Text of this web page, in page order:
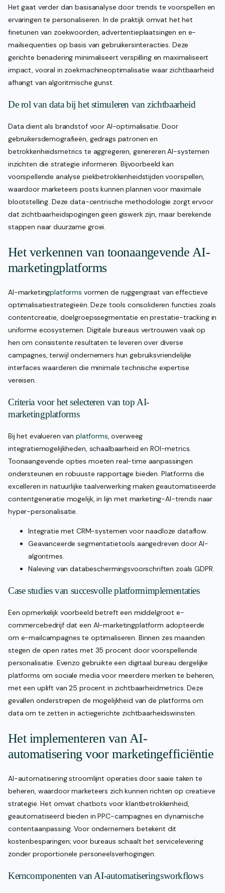
Het gaat verder dan basisanalyse door trends te voorspellen en
ervaringen te personaliseren. In de praktijk omvat het het
finetunen van zoekwoorden, advertentieplaatsingen en e-
mailsequenties op basis van gebruikersinteracties. Deze
gerichte benadering minimaliseert verspilling en maximaliseert
impact, vooral in zoekmachineoptimalisatie waar zichtbaarheid
afhangt van algoritmische gunst.
De rol van data bij het stimuleren van zichtbaarheid
Data dient als brandstof voor AI-optimalisatie. Door
gebruikersdemografieën, gedrags patronen en
betrokkenheidsmetrics te aggregeren, genereren AI-systemen
inzichten die strategie informeren. Bijvoorbeeld kan
voorspellende analyse piekbetrokkenheidstijden voorspellen,
waardoor marketeers posts kunnen plannen voor maximale
blootstelling. Deze data-centrische methodologie zorgt ervoor
dat zichtbaarheidspogingen geen giswerk zijn, maar berekende
stappen naar duurzame groei.
Het verkennen van toonaangevende AI-
marketingplatforms
AI-marketingplatforms vormen de ruggengraat van effectieve
optimalisatiestrategieën. Deze tools consolideren functies zoals
contentcreatie, doelgroepssegmentatie en prestatie-tracking in
uniforme ecosystemen. Digitale bureaus vertrouwen vaak op
hen om consistente resultaten te leveren over diverse
campagnes, terwijl ondernemers hun gebruiksvriendelijke
interfaces waarderen die minimale technische expertise
vereisen.
Criteria voor het selecteren van top AI-
marketingplatforms
Bij het evalueren van platforms, overweeg
integratiemogelijkheden, schaalbaarheid en ROI-metrics.
Toonaangevende opties moeten real-time aanpassingen
ondersteunen en robuuste rapportage bieden. Platforms die
excelleren in natuurlijke taalverwerking maken geautomatiseerde
contentgeneratie mogelijk, in lijn met marketing-AI-trends naar
hyper-personalisatie.
Integratie met CRM-systemen voor naadloze dataflow.
Geavanceerde segmentatietools aangedreven door AI-
algoritmes.
Naleving van databeschermingsvoorschriften zoals GDPR.
Case studies van succesvolle platformimplementaties
Een opmerkelijk voorbeeld betreft een middelgroot e-
commercebedrijf dat een AI-marketingplatform adopteerde
om e-mailcampagnes te optimaliseren. Binnen zes maanden
stegen de open rates met 35 procent door voorspellende
personalisatie. Evenzo gebruikte een digitaal bureau dergelijke
platforms om sociale media voor meerdere merken te beheren,
met een uplift van 25 procent in zichtbaarheidmetrics. Deze
gevallen onderstrepen de mogelijkheid van de platforms om
data om te zetten in actiegerichte zichtbaarheidswinsten.
Het implementeren van AI-
automatisering voor marketingefficiëntie
AI-automatisering stroomlijnt operaties door saaie taken te
beheren, waardoor marketeers zich kunnen richten op creatieve
strategie. Het omvat chatbots voor klantbetrokkenheid,
geautomatiseerd bieden in PPC-campagnes en dynamische
contentaanpassing. Voor ondernemers betekent dit
kostenbesparingen; voor bureaus schaalt het servicelevering
zonder proportionele personeelsverhogingen.
Kerncomponenten van AI-automatiseringsworkflows